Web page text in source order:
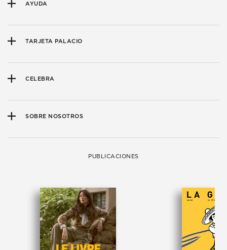
AYUDA
TARJETA PALACIO
CELEBRA
SOBRE NOSOTROS
PUBLICACIONES